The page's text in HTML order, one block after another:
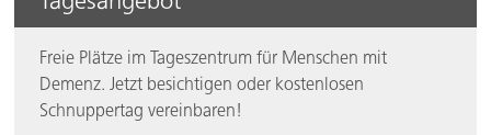
Freie Plätze im Tageszentrum für Menschen mit
Demenz. Jetzt besichtigen oder kostenlosen
Schnuppertag vereinbaren!